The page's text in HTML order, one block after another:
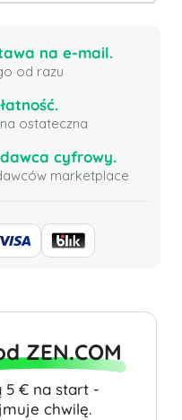
na e-mail.
od razu
ostateczna
cyfrowy.
marketplace
ZEN.COM
5 € na start -
chwilę.